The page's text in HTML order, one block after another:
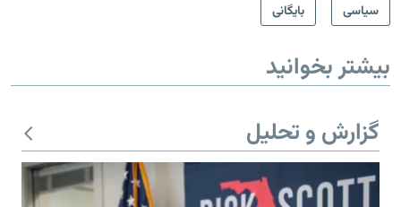
سیاسی
بایگانی
بیشتر بخوانید
گزارش و تحلیل